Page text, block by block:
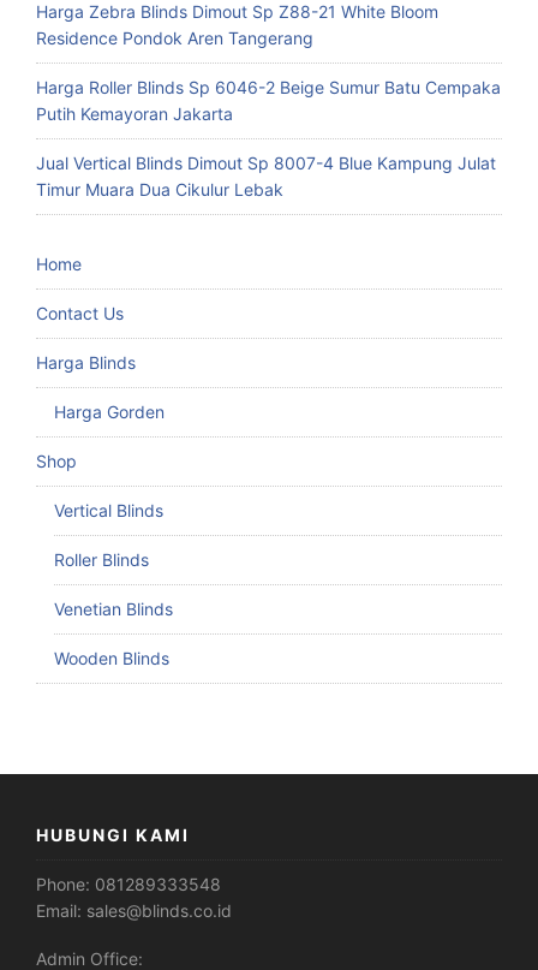
Harga Zebra Blinds Dimout Sp Z88-21 White Bloom
Residence Pondok Aren Tangerang
Harga Roller Blinds Sp 6046-2 Beige Sumur Batu Cempaka
Putih Kemayoran Jakarta
Jual Vertical Blinds Dimout Sp 8007-4 Blue Kampung Julat
Timur Muara Dua Cikulur Lebak
Home
Contact Us
Harga Blinds
Harga Gorden
Shop
Vertical Blinds
Roller Blinds
Venetian Blinds
Wooden Blinds
HUBUNGI KAMI
Phone: 081289333548
Email: sales@blinds.co.id
Admin Office: